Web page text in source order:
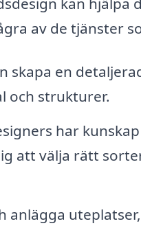
av de tjänster
skapa en
och strukturer.
har
att välja rätt
anlägga